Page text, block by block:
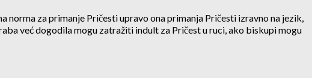
za primanje Pričesti upravo ona primanja Pričesti izravno na jezik,
već dogodila mogu zatražiti indult za Pričest u ruci, ako biskupi mogu